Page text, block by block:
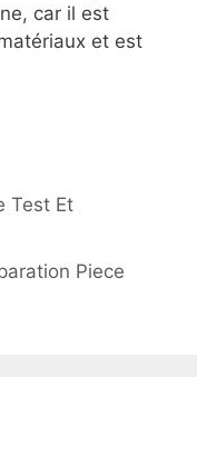
car il est
et est
Test Et
Piece